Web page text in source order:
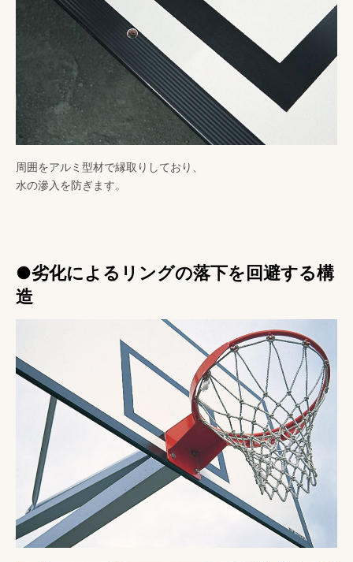
周囲をアルミ型材で縁取りしており、
水の滲入を防ぎます。
●劣化によるリングの落下を回避する構
造